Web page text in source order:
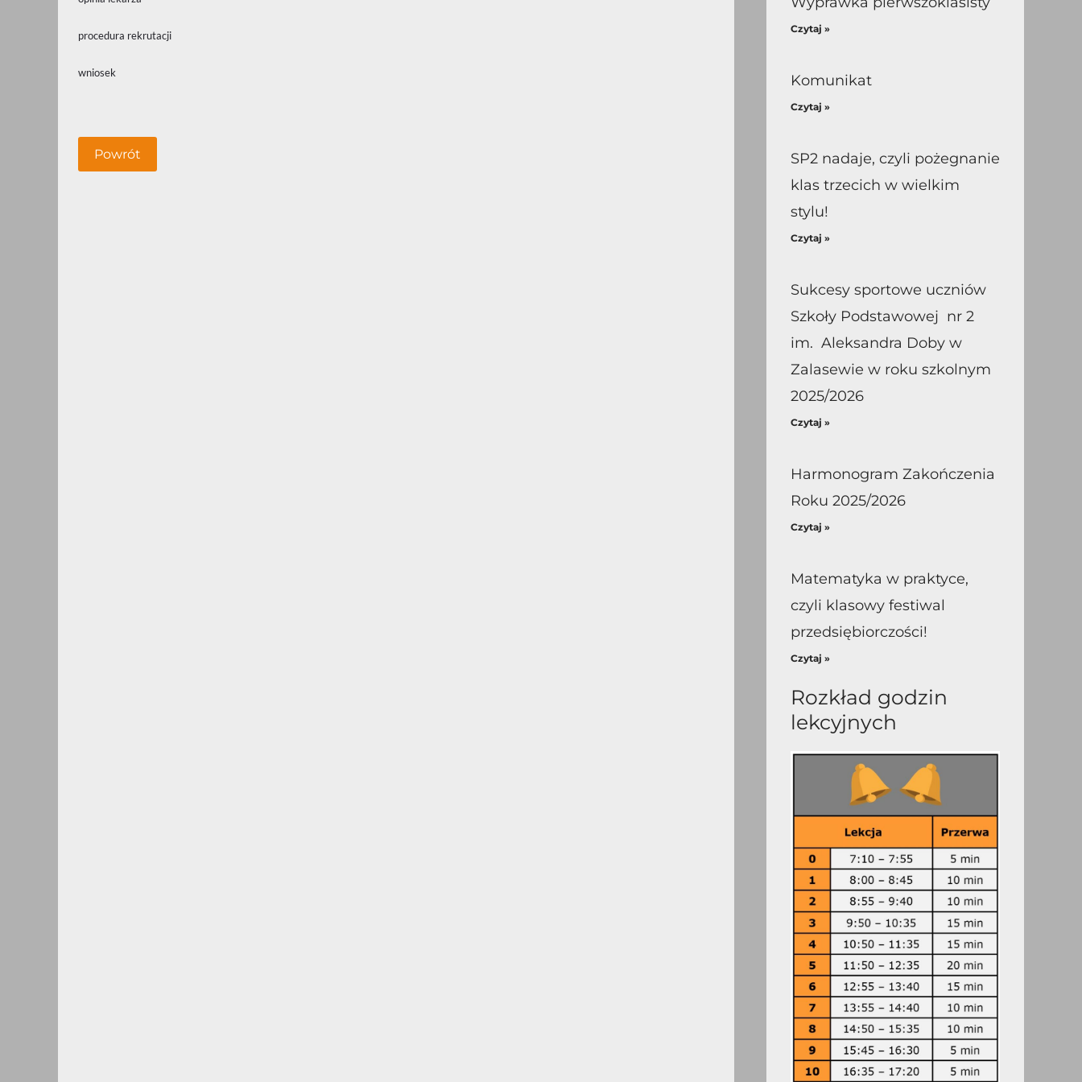
procedura rekrutacji
wniosek
Powrót
Czytaj »
Komunikat
Czytaj »
SP2 nadaje, czyli pożegnanie
klas trzecich w wielkim
stylu!
Czytaj »
Sukcesy sportowe uczniów
Szkoły Podstawowej nr 2
im. Aleksandra Doby w
Zalasewie w roku szkolnym
2025/2026
Czytaj »
Harmonogram Zakończenia
Roku 2025/2026
Czytaj »
Matematyka w praktyce,
czyli klasowy festiwal
przedsiębiorczości!
Czytaj »
Rozkład godzin
lekcyjnych